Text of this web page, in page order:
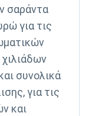
σαράντα
για τις
συνολικά
για τις
και